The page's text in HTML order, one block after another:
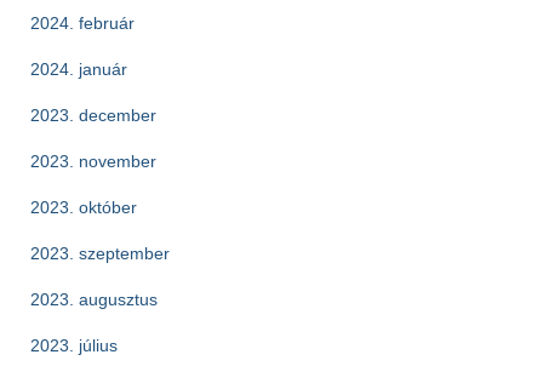
2024. február
2024. január
2023. december
2023. november
2023. október
2023. szeptember
2023. augusztus
2023. július